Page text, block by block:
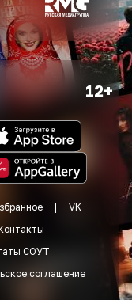
12+
VK
СОУТ
соглашение